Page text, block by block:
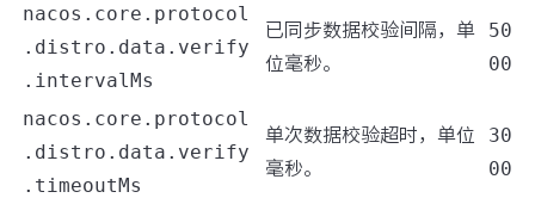
nacos.core.protocol
.distro.data.verify
.intervalMs
已同步数据校验间隔，单
位毫秒。
50
00
nacos.core.protocol
.distro.data.verify
.timeoutMs
单次数据校验超时，单位
毫秒。
30
00